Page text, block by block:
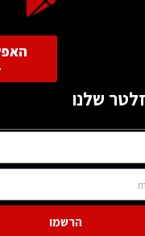
שלנו
הרשמו